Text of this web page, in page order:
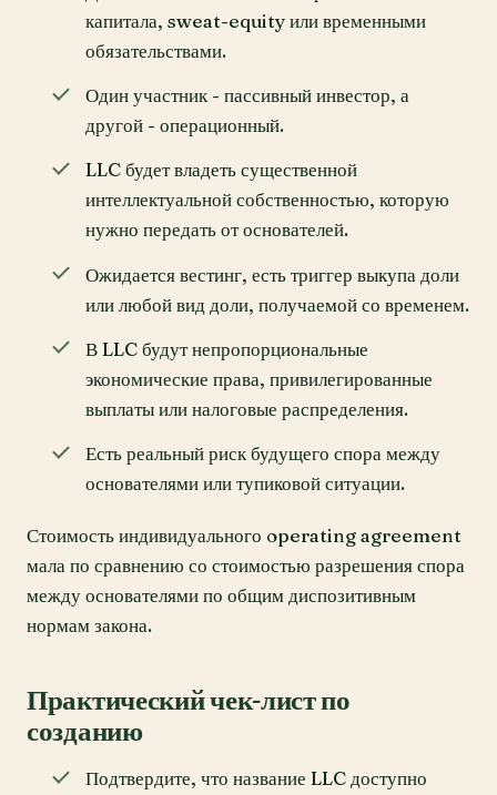
капитала, sweat-equity или временными
обязательствами.
Один участник - пассивный инвестор, а
другой - операционный.
LLC будет владеть существенной
интеллектуальной собственностью, которую
нужно передать от основателей.
Ожидается вестинг, есть триггер выкупа доли
или любой вид доли, получаемой со временем.
В LLC будут непропорциональные
экономические права, привилегированные
выплаты или налоговые распределения.
Есть реальный риск будущего спора между
основателями или тупиковой ситуации.
Стоимость индивидуального operating agreement
мала по сравнению со стоимостью разрешения спора
между основателями по общим диспозитивным
нормам закона.
Практический чек-лист по
созданию
Подтвердите, что название LLC доступно